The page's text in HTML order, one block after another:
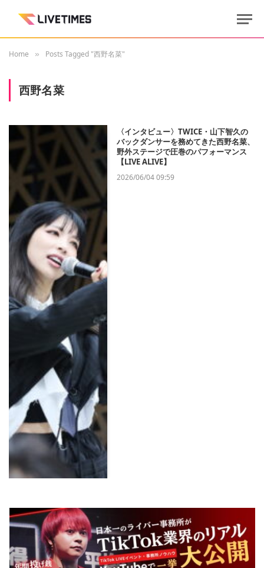
Home » Posts Tagged "西野名菜"
西野名菜
〈インタビュー〉TWICE・山下智久の
バックダンサーを務めてきた西野名菜、
野外ステージで圧巻のパフォーマンス
【LIVE ALIVE】
2026/06/04 09:59